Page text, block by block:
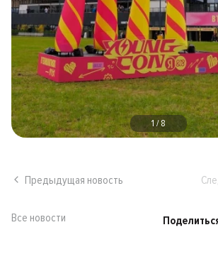
1 /8
Предыдущая новость
Все новости